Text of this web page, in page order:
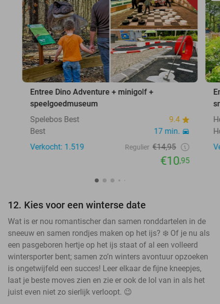
Entree Dino Adventure + minigolf +
speelgoedmuseum
Spelebos Best
9.4
Best
17 min.
Verkocht: 1.519
Regulier €14,95
€10,95
12. Kies voor een winterse date
Wat is er nou romantischer dan samen ronddartelen in de
sneeuw en samen rondjes maken op het ijs? ❄️ Of je nu als
een pasgeboren hertje op het ijs staat of al een volleerd
wintersporter bent; samen zo’n winters avontuur opzoeken
is ongetwijfeld een succes! Leer elkaar de fijne kneepjes,
laat je beste moves zien en zie er ook de lol van in als het
juist even niet zo sierlijk verloopt. 😉